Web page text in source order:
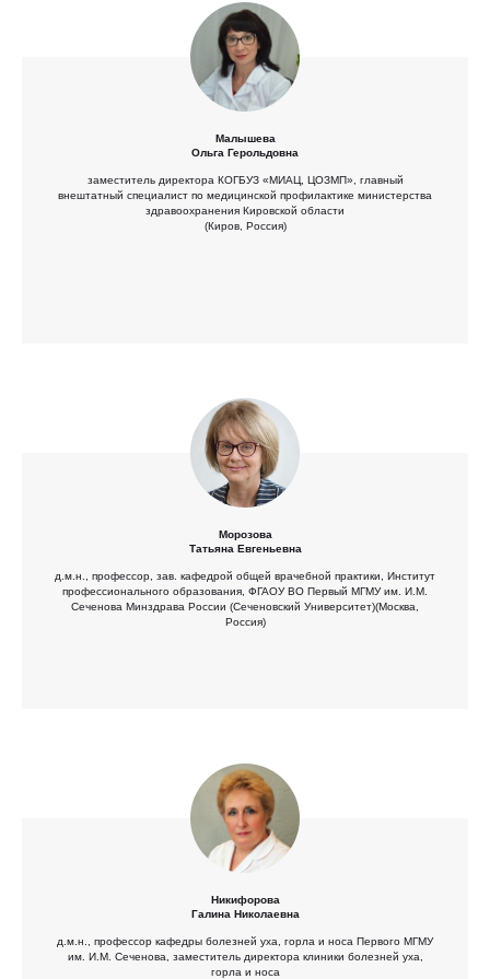
Малышева
Ольга Герольдовна
заместитель директора КОГБУЗ «МИАЦ, ЦОЗМП», главный
внештатный специалист по медицинской профилактике министерства
здравоохранения Кировской области
(Киров, Россия)
Морозова
Татьяна Евгеньевна
д.м.н., профессор, зав. кафедрой общей врачебной практики, Институт
профессионального образования, ФГАОУ ВО Первый МГМУ им. И.М.
Сеченова Минздрава России (Сеченовский Университет)(Москва,
Россия)
Никифорова
Галина Николаевна
д.м.н., профессор кафедры болезней уха, горла и носа Первого МГМУ
им. И.М. Сеченова, заместитель директора клиники болезней уха,
горла и носа